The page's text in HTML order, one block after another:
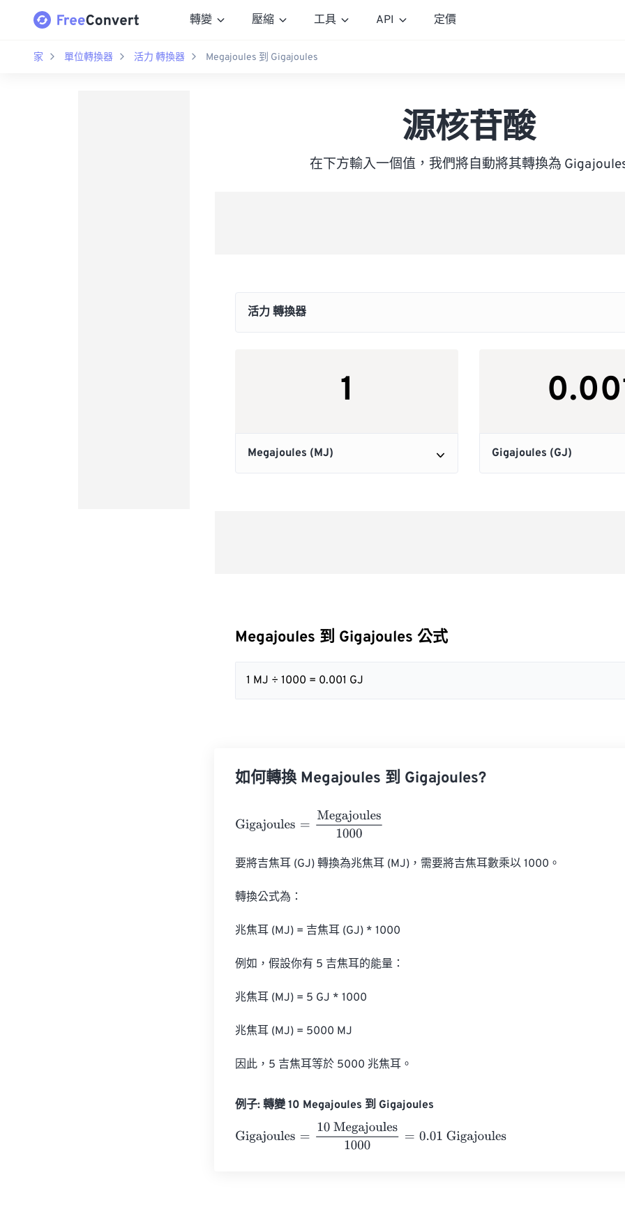
轉變 壓縮 工具 API 定價
家 單位轉換器 活力 轉換器 Megajoules 到 Gigajoules
源核苷酸
在下方輸入一個值，我們將自動將其轉換為
Megajoules 到 Gigajoules 公式
1 MJ ÷ 1000 = 0.001 GJ
如何轉換 Megajoules 到 Gigajoules?
Gigajoules Megajoules1000
要將吉焦耳 (GJ) 轉換為兆焦耳 (MJ)，需要將吉焦耳數乘以 1000。
轉換公式為：
兆焦耳 (MJ) = 吉焦耳 (GJ) * 1000
例如，假設你有 5 吉焦耳的能量：
兆焦耳 (MJ) = 5 GJ * 1000
兆焦耳 (MJ) = 5000 MJ
因此，5 吉焦耳等於 5000 兆焦耳。
例子: 轉變 10 Megajoules 到 Gigajoules
Gigajoules
10 Megajoules1000= Gigajoules